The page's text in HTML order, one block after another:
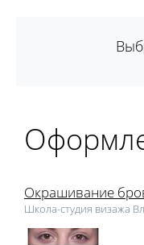
Окрашивание
Школа-студия визажа